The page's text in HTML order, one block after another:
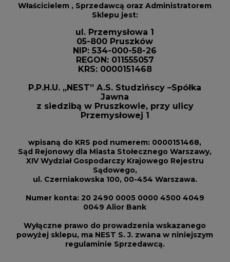
Właścicielem , Sprzedawcą oraz Administratorem
Sklepu jest:
ul. Przemysłowa 1
05-800 Pruszków
NIP: 534-000-58-26
REGON: 011555057
KRS: 0000151468
P.P.H.U. „NEST” A.S. Studzińscy –Spółka
Jawna
z siedzibą w Pruszkowie, przy ulicy
Przemysłowej 1
wpisaną do KRS pod numerem: 0000151468,
Sąd Rejonowy dla Miasta Stołecznego Warszawy,
XIV Wydział Gospodarczy Krajowego Rejestru
Sądowego,
ul. Czerniakowska 100, 00-454 Warszawa.
Numer konta: 20 2490 0005 0000 4500 4049
0049 Alior Bank
Wyłączne prawo do prowadzenia wskazanego
powyżej sklepu, ma NEST S. J. zwana w niniejszym
regulaminie Sprzedawcą.